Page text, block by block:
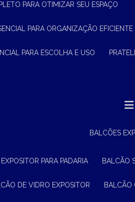
PARA OTIMIZAR SEU ESPAÇO
PARA ORGANIZAÇÃO EFICIENTE
PARA ESCOLHA E USO
BALCÕES
EXPOSITOR PARA PADARIA BALCÃO
DE VIDRO EXPOSITOR